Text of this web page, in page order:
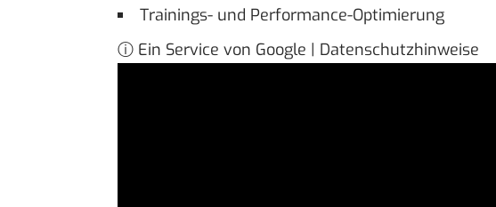
Trainings- und Performance-Optimierung
ⓘ Ein Service von Google | Datenschutzhinweise